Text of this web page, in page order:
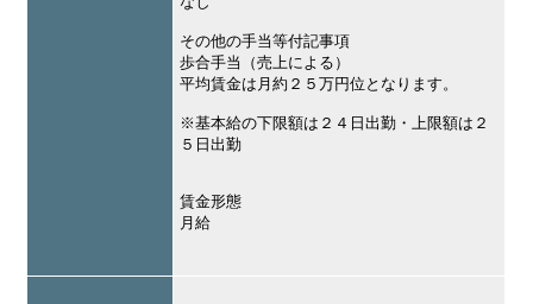
その他の手当等付記事項
歩合手当（売上による）
平均賃金は月約２５万円位となります。
※基本給の下限額は２４日出勤・上限額は２
５日出勤
賃金形態
月給